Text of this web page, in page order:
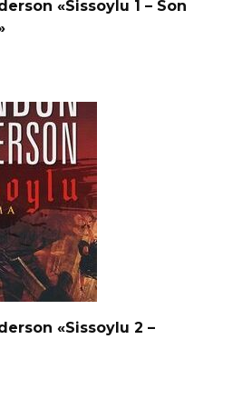
«Sissoylu 1 – Son
«Sissoylu 2 –